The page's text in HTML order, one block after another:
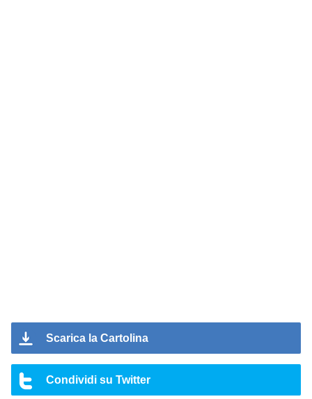
Scarica la Cartolina
Condividi su Twitter